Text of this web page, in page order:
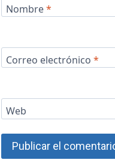
Nombre*
Correo electrónico *
Web